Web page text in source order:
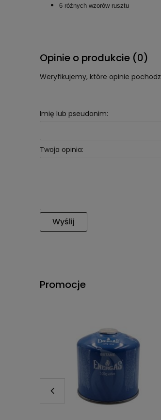
6 różnych wzorów rusztu
Opinie o produkcie (0)
Weryfikujemy, które opinie
Imię lub pseudonim:
Twoja opinia:
Wyślij
Promocje